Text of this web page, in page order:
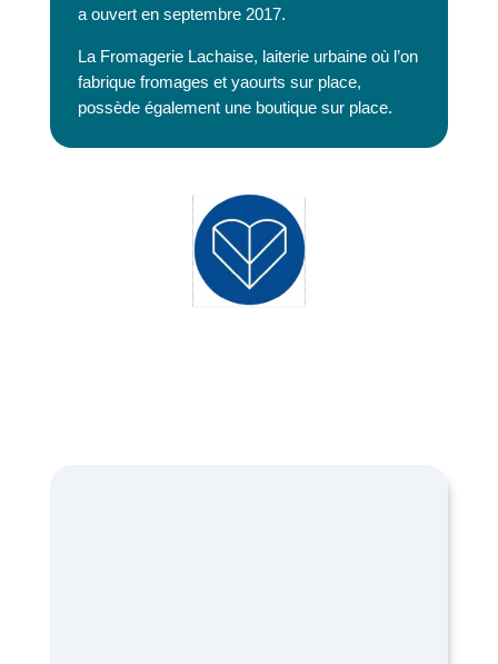
a ouvert en septembre 2017.
La Fromagerie Lachaise, laiterie urbaine où l’on
fabrique fromages et yaourts sur place,
possède également une boutique sur place.